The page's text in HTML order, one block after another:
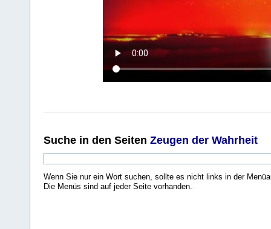
Suche in den Seiten Zeugen der Wahrheit
Wenn Sie nur ein Wort suchen, sollte es nicht links in der
Die Menüs sind auf jeder Seite vorhanden.